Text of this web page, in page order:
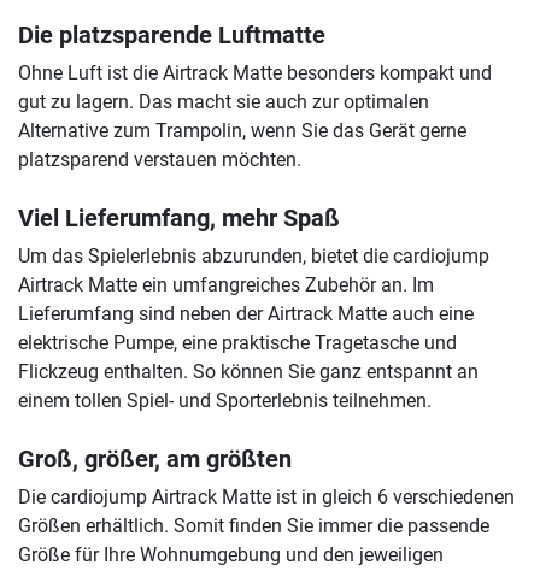
Die platzsparende Luftmatte
Ohne Luft ist die Airtrack Matte besonders kompakt und
gut zu lagern. Das macht sie auch zur optimalen
Alternative zum Trampolin, wenn Sie das Gerät gerne
platzsparend verstauen möchten.
Viel Lieferumfang, mehr Spaß
Um das Spielerlebnis abzurunden, bietet die cardiojump
Airtrack Matte ein umfangreiches Zubehör an. Im
Lieferumfang sind neben der Airtrack Matte auch eine
elektrische Pumpe, eine praktische Tragetasche und
Flickzeug enthalten. So können Sie ganz entspannt an
einem tollen Spiel- und Sporterlebnis teilnehmen.
Groß, größer, am größten
Die cardiojump Airtrack Matte ist in gleich 6 verschiedenen
Größen erhältlich. Somit finden Sie immer die passende
Größe für Ihre Wohnumgebung und den jeweiligen